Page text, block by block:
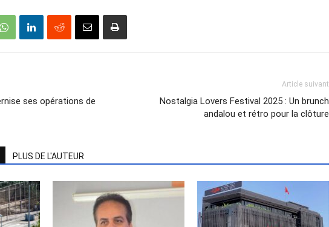
ses opérations de
Article suivant
Nostalgia Lovers Festival 2025 : Un brunch
andalou et rétro pour la clôture
PLUS DE L'AUTEUR